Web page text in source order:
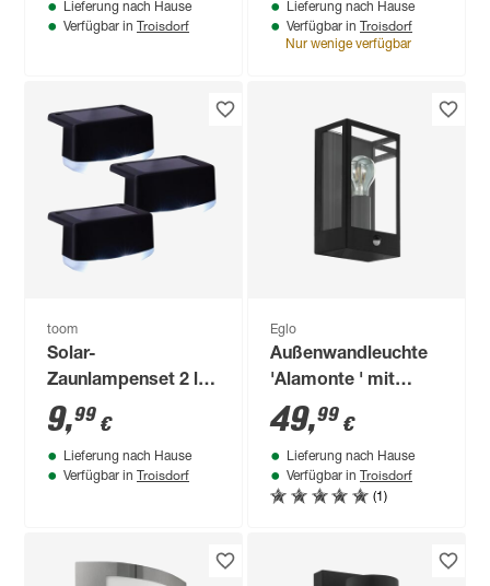
500 lm warmweiß,
neutralweiß IP 54 30
Lieferung nach Hause
Verfügbar in Troisdorf
28,6 cm
Lieferung nach Hause
Verfügbar in Troisdorf
Nur wenige verfügbar
toom
Solar-
Zaunlampenset 2 lm
tageslichtweiß IP 44
8,5 x 5,5 x 5,5 cm 3
Stück
9,99 €
Lieferung nach Hause
Verfügbar in Troisdorf
Eglo
Außenwandleuchte
'Alamonte ' mit
Bewegungssensor
60 W IP 44 x 29,5 cm
49,99 €
Lieferung nach Hause
Verfügbar in Troisdorf
(1)